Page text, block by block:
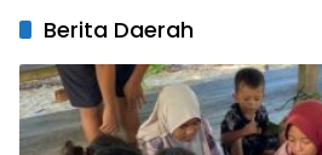
Berita Daerah